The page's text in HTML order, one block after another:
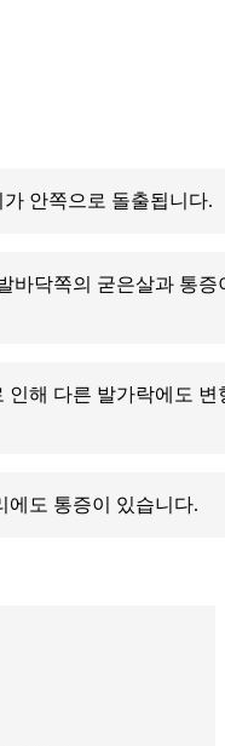
안쪽으로 돌출됩니다.
바닥쪽의 굳은살과 통증
인해 다른 발가락에도 변
에도 통증이 있습니다.